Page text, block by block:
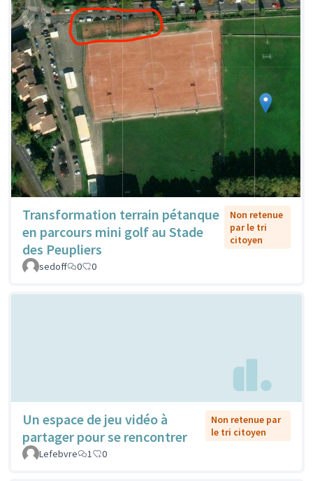
Transformation terrain pétanque
en parcours mini golf au Stade
des Peupliers
Non retenue
par le tri
citoyen
sedoff 0 0
Un espace de jeu vidéo à
partager pour se rencontrer
Non retenue par
le tri citoyen
Lefebvre
1 0